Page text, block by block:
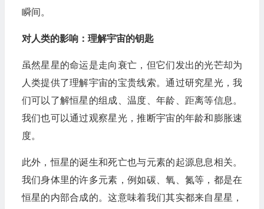
瞬间。
对人类的影响：理解宇宙的钥匙
虽然星星的命运是走向衰亡，但它们发出的光芒却为
人类提供了理解宇宙的宝贵线索。通过研究星光，我
们可以了解恒星的组成、温度、年龄、距离等信息。
我们也可以通过观察星光，推断宇宙的年龄和膨胀速
度。
此外，恒星的诞生和死亡也与元素的起源息息相关。
我们身体里的许多元素，例如碳、氧、氮等，都是在
恒星的内部合成的。这意味着我们其实都来自星星，